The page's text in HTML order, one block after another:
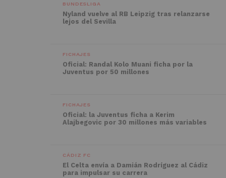
BUNDESLIGA
Nyland vuelve al RB Leipzig tras relanzarse
lejos del Sevilla
FICHAJES
Oficial: Randal Kolo Muani ficha por la
Juventus por 50 millones
FICHAJES
Oficial: la Juventus ficha a Kerim
Alajbegovic por 30 millones más variables
CÁDIZ FC
El Celta envía a Damián Rodríguez al Cádiz
para impulsar su carrera